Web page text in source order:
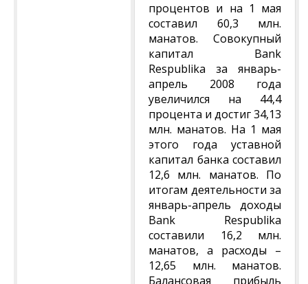
процентов и на 1 мая
составил 60,3 млн.
манатов. Совокупный
капитал Bank
Respublika за январь-
апрель 2008 года
увеличился на 44,4
процента и достиг 34,13
млн. манатов. На 1 мая
этого года уставной
капитал банка составил
12,6 млн. манатов. По
итогам деятельности за
январь-апрель доходы
Bank Respublika
составили 16,2 млн.
манатов, а расходы –
12,65 млн. манатов.
Балансовая прибыль